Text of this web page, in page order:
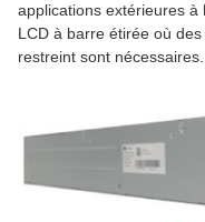
applications extérieures
LCD à barre étirée où
restreint sont nécessaires.